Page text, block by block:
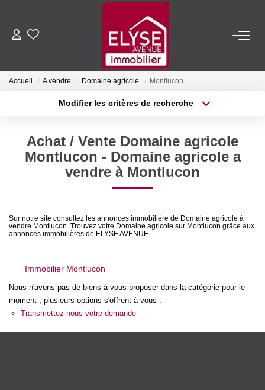
ACHETER
FAIRE GÉRER
Qui Sommes-Nous
Nos Actualités
CONTACT
Accueil A vendre Domaine agricole Montlucon
Modifier les critères de recherche
Sélectionnez...
Type de bien
Surface min
Achat / Vente Domaine agricole
Montlucon - Domaine agricole a
vendre à Montlucon
Sur notre site consultez les annonces immobilière de Domaine agricole à
vendre Montlucon. Trouvez votre Domaine agricole sur Montlucon grâce aux
annonces immobilières de ELYSE AVENUE.
Immobilier Montlucon
Nous n'avons pas de biens à vous proposer dans la catégorie pour le
moment , plusieurs options s'offrent à vous :
Transmettez-nous votre demande